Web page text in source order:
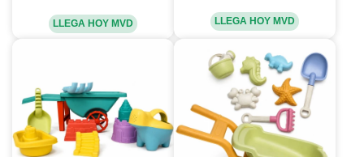
LLEGA HOY MVD LLEGA HOY MVD